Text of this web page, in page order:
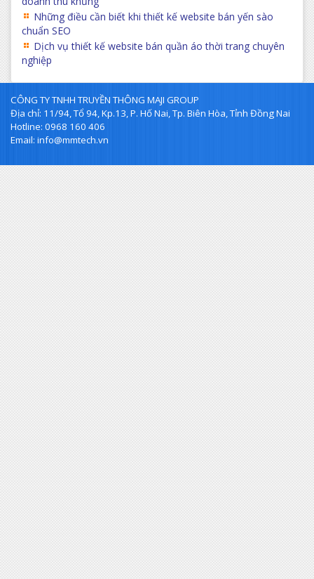
Những điều cần biết khi thiết kế website bán yến sào
chuẩn SEO
Dịch vụ thiết kế website bán quần áo thời trang chuyên
nghiệp
CÔNG TY TNHH TRUYỀN THÔNG MAJI GROUP
Địa chỉ: 11/94, Tổ 94, Kp.13, P. Hố Nai, Tp. Biên Hòa, Tỉnh Đồng Nai
Hotline: 0968 160 406
Email: info@mmtech.vn